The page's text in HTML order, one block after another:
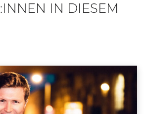
IN DIESEM